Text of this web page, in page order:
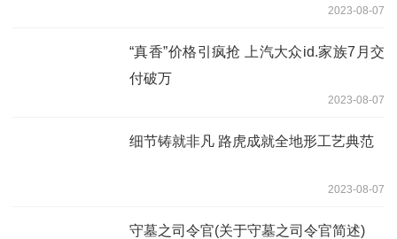
2023-08-07
“真香”价格引疯抢 上汽大众id.家族7月交
付破万
2023-08-07
细节铸就非凡 路虎成就全地形工艺典范
2023-08-07
守墓之司令官(关于守墓之司令官简述)